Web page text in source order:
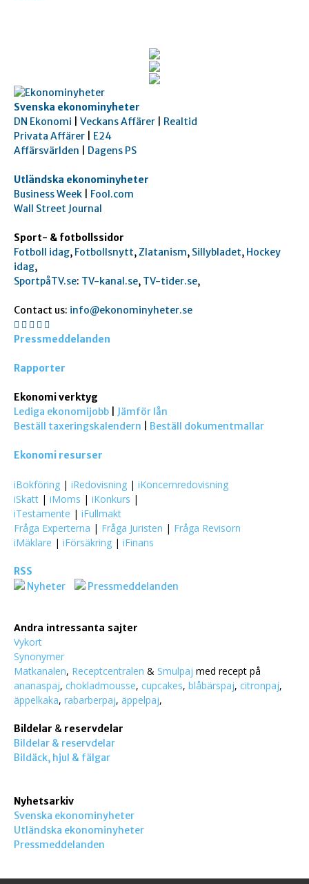
Svenska ekonominyheter
DN Ekonomi
Veckans Affärer
Realtid
Privata Affärer
E24
Affärsvärlden
Dagens PS
Utländska ekonominyheter
Business Week
Fool.com
Wall Street Journal
Sport- & fotbollssidor
Fotboll idag, Fotbollsnytt,Zlatanism, Sillybladet, Hockey
idag,
SportpåTV.se: TV-kanal.se, TV-tider.se,
Contact us: info@ekonominyheter.se
Pressmeddelanden
Rapporter
Ekonomi verktyg
Lediga ekonomijobb
Jämför lån
Beställ taxeringskalendern
Beställ dokumentmallar
Ekonomi resurser
iBokföring | iRedovisning | iKoncernredovisning
iSkatt | iMoms | iKonkurs |
iTestamente | iFullmakt
Fråga Experterna | Fråga Juristen | Fråga Revisorn
iMäklare | iFörsäkring | iFinans
RSS
Nyheter
Pressmeddelanden
Andra intressanta sajter
Vykort
Synonymer
Matkanalen, Receptcentralen & Smulpaj med recept på
ananaspaj, chokladmousse, cupcakes, blåbärspaj, citronpaj,
äppelkaka, rabarberpaj, äppelpaj,
Bildelar & reservdelar
Bildelar & reservdelar
Bildäck, hjul & fälgar
Nyhetsarkiv
Svenska ekonominyheter
Utländska ekonominyheter
Pressmeddelanden